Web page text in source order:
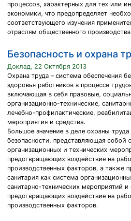
процессов, характерных для тех или
экономики, что предопределяет
соответствующего изучения
отраслям общественного
Безопасность и охрана
Доклад, 22 Октября 2013
Охрана труда – система обеспечения
здоровья работников в процессе
включающая в себя правовые,
организационно-технические,
лечебно-профилактические,
мероприятия и средства.
Большое значение в деле охраны
безопасности, представляющая собой
организационных и технических
предотвращающих воздействие на
производственных факторов, а также
санитария как система
санитарно-технических мероприятий и
предотвращающих воздействие на
производственных факторов.